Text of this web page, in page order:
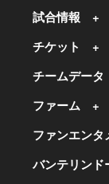
試合情報
チケット
チームデータ
ファーム
ファンエンタ
バンテリンド